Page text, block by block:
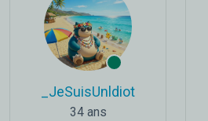
_JeSuisUnldiot
34 ans